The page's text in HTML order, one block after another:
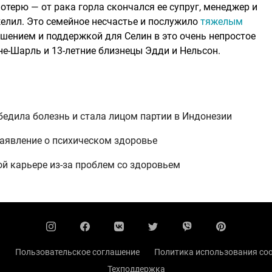
— от рака горла скончался ее супруг, менеджер и
Это семейное несчастье и послужило тяжелым
и поддержкой для Селин в это очень непростое
Шарль и 13-летние близнецы Эдди и Нельсон.
болезнь и стала лицом партии в Индонезии
о психическом здоровье
карьере из-за проблем со здоровьем
Пользовательское соглашение Политика использования
Техподдержка